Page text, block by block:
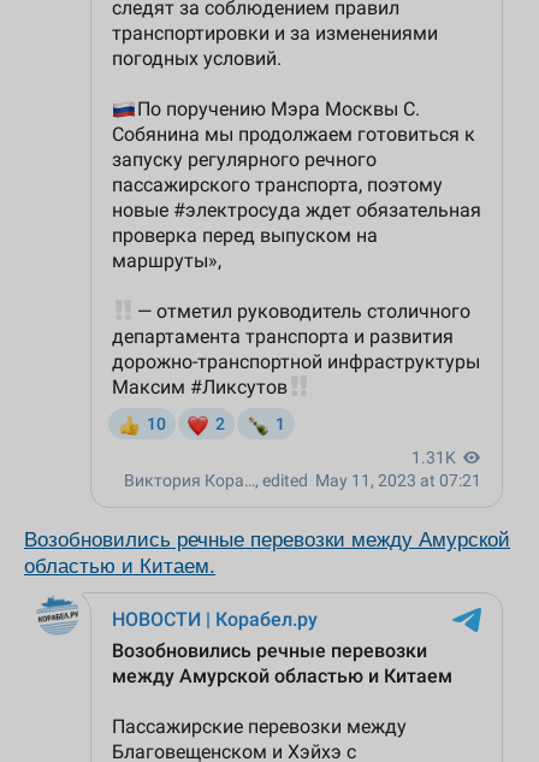
Возобновились речные перевозки между Амурской
областью и Китаем.